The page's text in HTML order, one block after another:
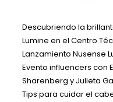
Descubriendo la
Lumine en el Centro
Lanzamiento Nusense
Evento influencers con
Sharenberg y Julieta
Tips para cuidar el